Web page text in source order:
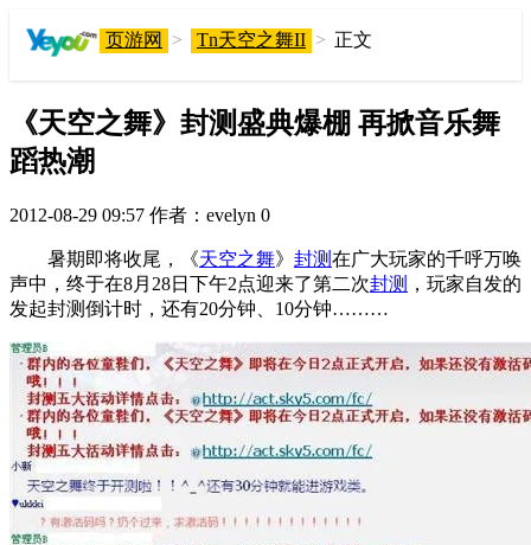
页游网 > Tn天空之舞II > 正文
《天空之舞》封测盛典爆棚 再掀音乐舞
蹈热潮
2012-08-29 09:57 作者：evelyn 0
暑期即将收尾，《天空之舞》 封测在广大玩家的千呼万唤
声中，终于在8月28日下午2点迎来了第二次封测 ，玩家自发的
发起封测倒计时，还有20分钟、10分钟………